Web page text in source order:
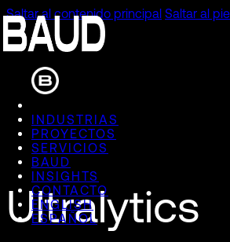
Saltar al contenido principal Saltar al
INDUSTRIAS
PROYECTOS
SERVICIOS
BAUD
INSIGHTS
CONTACTO
ENGLISH
ESPAÑOL
Ultralytics